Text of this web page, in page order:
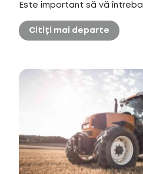
Este important să vă
Citiți mai departe